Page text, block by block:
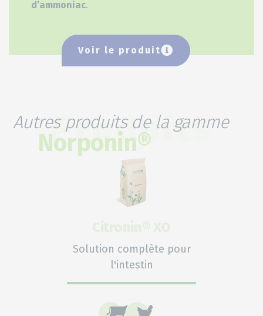
d’ammoniac.
Voir le produit
Produits
Autres produits de la gamme
Norponin®
Solution complète pour
l'intestin